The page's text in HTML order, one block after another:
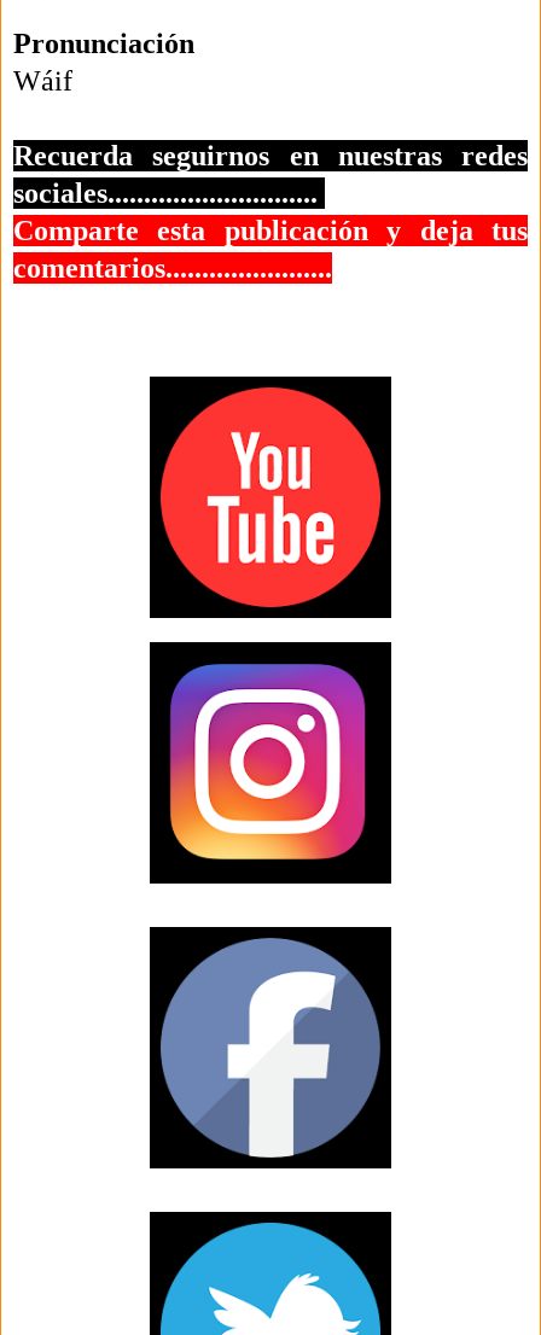
Pronunciación
Wáif
Recuerda seguirnos en nuestras redes
sociales.............................
Comparte esta publicación y deja tus
comentarios.......................